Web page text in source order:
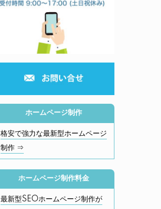
ホームページ制作
格安で強力な最新型ホームページ
制作 ⇒
ホームページ制作料金
最新型SEOホームページ制作が